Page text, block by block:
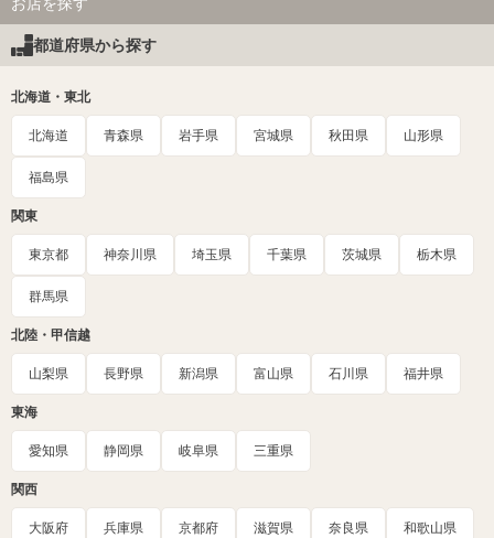
都道府県から探す
北海道・東北
北海道 青森県 岩手県 宮城県 秋田県 山形県
福島県
関東
東京都 神奈川県 埼玉県 千葉県 茨城県 栃木県
群馬県
北陸・甲信越
山梨県 長野県 新潟県 富山県 石川県 福井県
東海
愛知県 静岡県 岐阜県 三重県
関西
大阪府 兵庫県 京都府 滋賀県 奈良県 和歌山県